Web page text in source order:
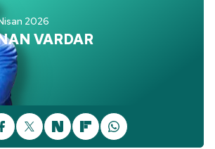
2026
VARDAR